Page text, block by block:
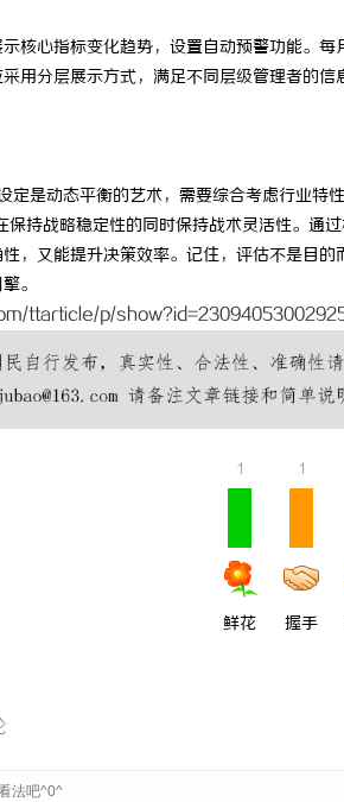
核心指标变化趋势，设置自动预警功能。
用分层展示方式，满足不同层级管理者的信
定是动态平衡的艺术，需要综合考虑行业特
保持战略稳定性的同时保持战术灵活性。通
，又能提升决策效率。记住，评估不是目
。
ttarticle/p/
1
鲜花
1
握手